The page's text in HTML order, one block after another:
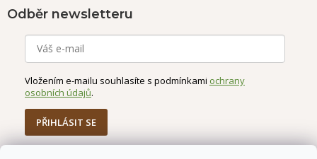
Odběr newsletteru
Vložením e-mailu souhlasíte s podmínkami ochrany
osobních údajů.
PŘIHLÁSIT SE